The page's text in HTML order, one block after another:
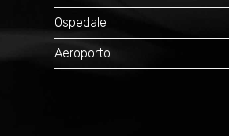
Ospedale
Aeroporto